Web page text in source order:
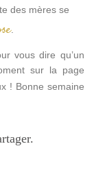
des mères se
.
vous dire qu’un
sur la page
! Bonne semaine